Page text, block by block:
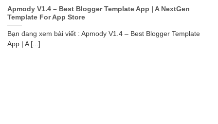
Apmody V1.4 – Best Blogger Template App | A NextGen
Template For App Store
Bạn đang xem bài viết : Apmody V1.4 – Best Blogger Template
App | A [...]